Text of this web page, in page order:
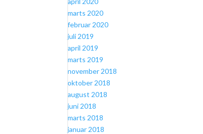
marts 2020
februar 2020
juli 2019
april 2019
marts 2019
november 2018
oktober 2018
august 2018
juni 2018
marts 2018
januar 2018